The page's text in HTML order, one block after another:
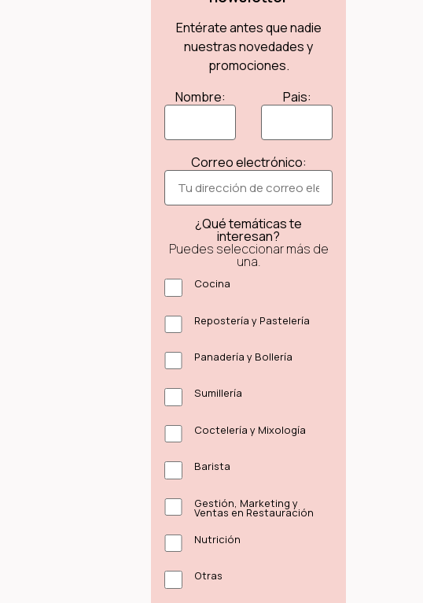
Entérate antes que nadie
nuestras novedades y
promociones.
Nombre:
Pais:
Correo electrónico:
¿Qué temáticas te
interesan?
Puedes seleccionar más de
una.
Cocina
Repostería y Pastelería
Panadería y Bollería
Sumillería
Coctelería y Mixología
Barista
Gestión, Marketing y
Ventas en Restauración
Nutrición
Otras